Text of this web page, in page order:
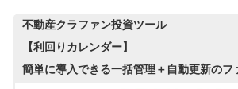
不動産クラファン投資ツール
【利回りカレンダー】
簡単に導入できる一括管理＋自動更新のフ